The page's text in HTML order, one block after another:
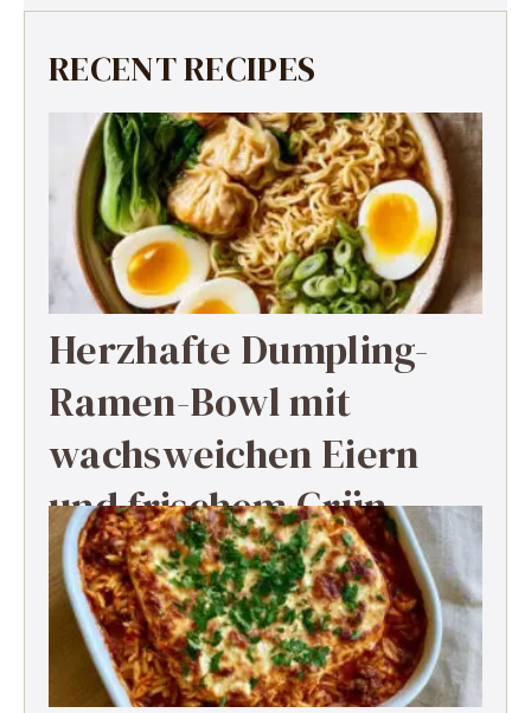
RECENT RECIPES
Herzhafte Dumpling-
Ramen-Bowl mit
wachsweichen Eiern
und frischem Grün